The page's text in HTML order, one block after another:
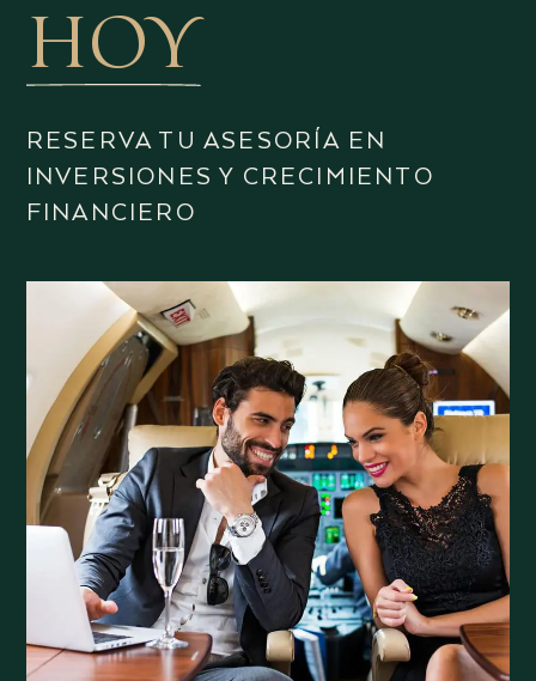
HOY
RESERVA TU ASESORÍA EN
INVERSIONES Y CRECIMIENTO
FINANCIERO